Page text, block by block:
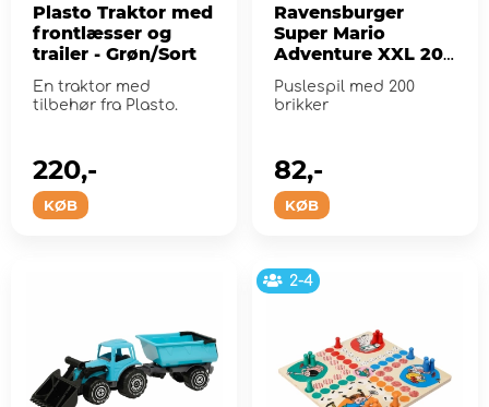
Plasto Traktor med
frontlæsser og
trailer - Grøn/Sort
En traktor med
tilbehør fra Plasto.
KØB
220,-
Ravensburger
Super Mario
Adventure XXL 200
Puslespil med 200
brikker
KØB
82,-
2-4